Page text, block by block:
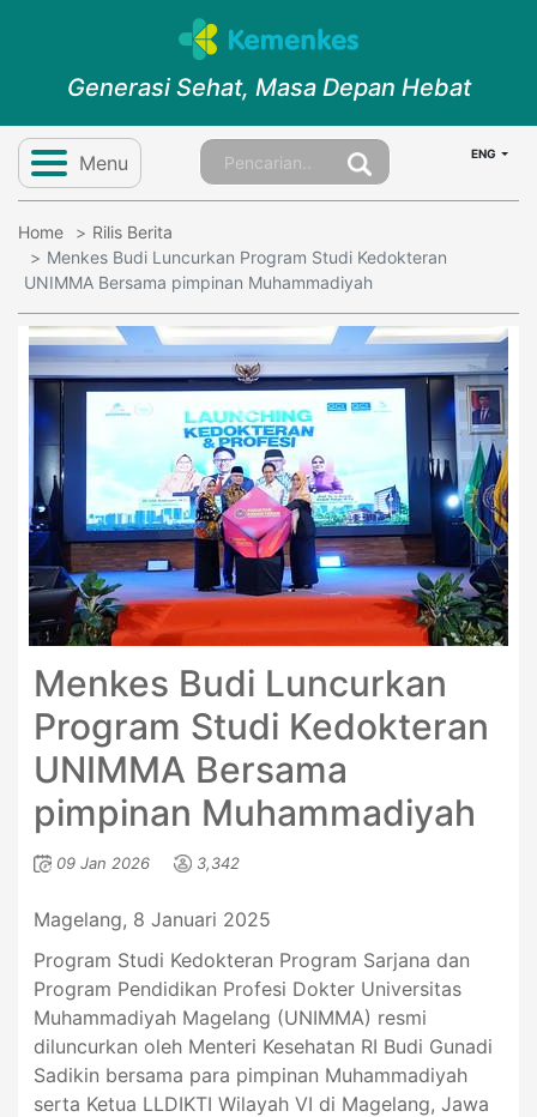
Generasi Sehat, Masa Depan Hebat
Menu ENG
Home
Rilis Berita
Menkes Budi Luncurkan Program Studi Kedokteran
UNIMMA Bersama pimpinan Muhammadiyah
Menkes Budi Luncurkan
Program Studi Kedokteran
UNIMMA Bersama
pimpinan Muhammadiyah
09 Jan 2026 3,342
Magelang, 8 Januari 2025
Program Studi Kedokteran Program Sarjana dan
Program Pendidikan Profesi Dokter Universitas
Muhammadiyah Magelang (UNIMMA) resmi
diluncurkan oleh Menteri Kesehatan RI Budi Gunadi
Sadikin bersama para pimpinan Muhammadiyah
serta Ketua LLDIKTI Wilayah VI di Magelang, Jawa